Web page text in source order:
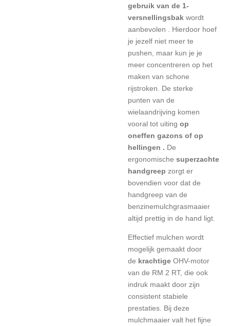
gebruik van de 1-
versnellingsbak wordt
aanbevolen
Hierdoor hoef
je jezelf niet meer te
pushen, maar kun je je
meer concentreren op het
maken van schone
rijstroken.
De sterke
punten van de
wielaandrijving komen
vooral tot uiting op
oneffen gazons of op
hellingen . De
ergonomische superzachte
handgreep zorgt er
bovendien voor dat de
handgreep van de
benzinemulchgrasmaaier
altijd prettig in de hand ligt.
Effectief mulchen wordt
mogelijk gemaakt door
de krachtige OHV-motor
van de RM 2 RT, die ook
indruk maakt door zijn
consistent stabiele
prestaties. Bij deze
mulchmaaier valt het fijne